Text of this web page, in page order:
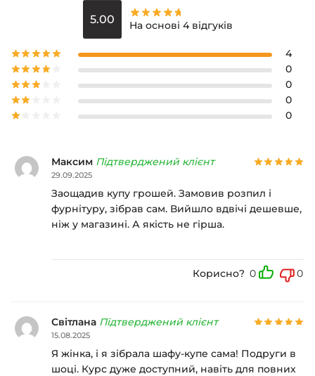
5.00 На основі 4 відгуків
4
0
0
0
0
Максим Підтверджений клієнт
29.09.2025
Заощадив купу грошей. Замовив розпил і
фурнітуру, зібрав сам. Вийшло вдвічі дешевше,
ніж у магазині. А якість не гірша.
Корисно? 0 0
Світлана Підтверджений клієнт
15.08.2025
Я жінка, і я зібрала шафу-купе сама! Подруги в
шоці. Курс дуже доступний, навіть для повних